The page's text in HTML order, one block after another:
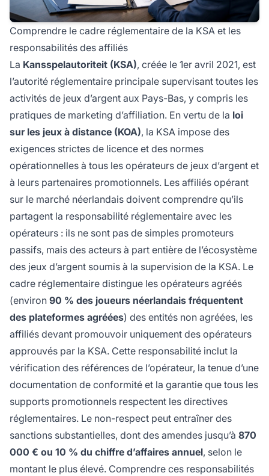
Comprendre le cadre réglementaire de la KSA et les
responsabilités des affiliés
La Kansspelautoriteit (KSA), créée le 1er avril 2021, est
l’autorité réglementaire principale supervisant toutes les
activités de jeux d’argent aux Pays-Bas, y compris les
pratiques de marketing d’affiliation. En vertu de la loi
sur les jeux à distance (KOA), la KSA impose des
exigences strictes de licence et des normes
opérationnelles à tous les opérateurs de jeux d’argent et
à leurs partenaires promotionnels. Les affiliés opérant
sur le marché néerlandais doivent comprendre qu’ils
partagent la responsabilité réglementaire avec les
opérateurs : ils ne sont pas de simples promoteurs
passifs, mais des acteurs à part entière de l’écosystème
des jeux d’argent soumis à la supervision de la KSA. Le
cadre réglementaire distingue les opérateurs agréés
(environ 90 % des joueurs néerlandais fréquentent
des plateformes agréées) des entités non agréées, les
affiliés devant promouvoir uniquement des opérateurs
approuvés par la KSA. Cette responsabilité inclut la
vérification des références de l’opérateur, la tenue d’une
documentation de conformité et la garantie que tous les
supports promotionnels respectent les directives
réglementaires. Le non-respect peut entraîner des
sanctions substantielles, dont des amendes jusqu’à 870
000 € ou 10 % du chiffre d’affaires annuel, selon le
montant le plus élevé. Comprendre ces responsabilités